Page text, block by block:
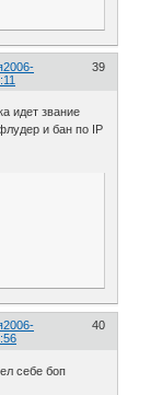
39
2006-
идет звание
и бан по IP
40
2006-
себе боп